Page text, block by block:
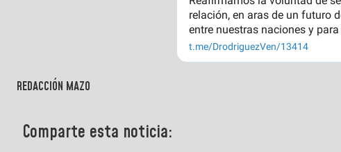
REDACCIÓN MAZO
Comparte esta noticia: